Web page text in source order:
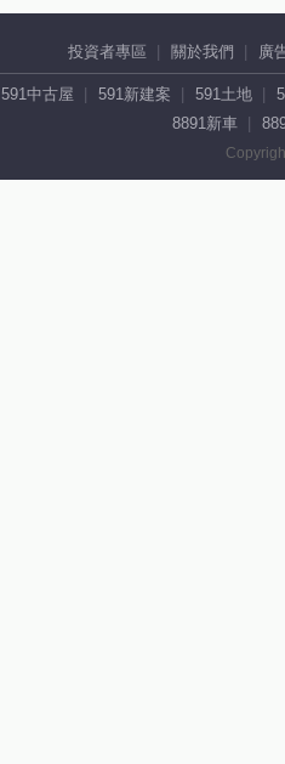
投資者專區 關於我們 廣
591中古屋 591新建案 591土地
8891新車